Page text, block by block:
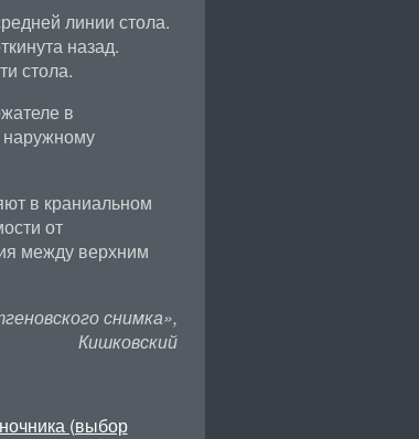
линии стола.
назад.
стола.
в
наружному
в краниальном
от
между верхним
снимка»,
Кишковский
(выбор